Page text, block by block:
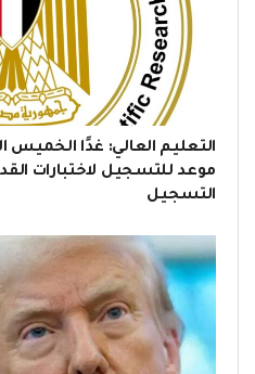
التعليم العالي: غدًا الخميس
موعد للتسجيل لاختبارات
التسجيل